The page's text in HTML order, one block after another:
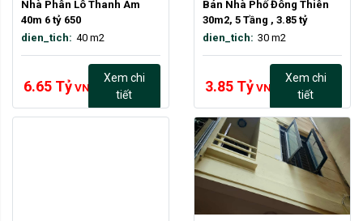
Nhà Phân Lô Thanh Am
40m 6 tỷ 650
dien_tich: 40 m2
6.65 TỷVND
Xem chi
tiết
Bán Nhà Phố Đông Thiên
30m2, 5 Tầng , 3.85 tỷ
dien_tich: 30 m2
3.85 TỷVND
Xem chi
tiết